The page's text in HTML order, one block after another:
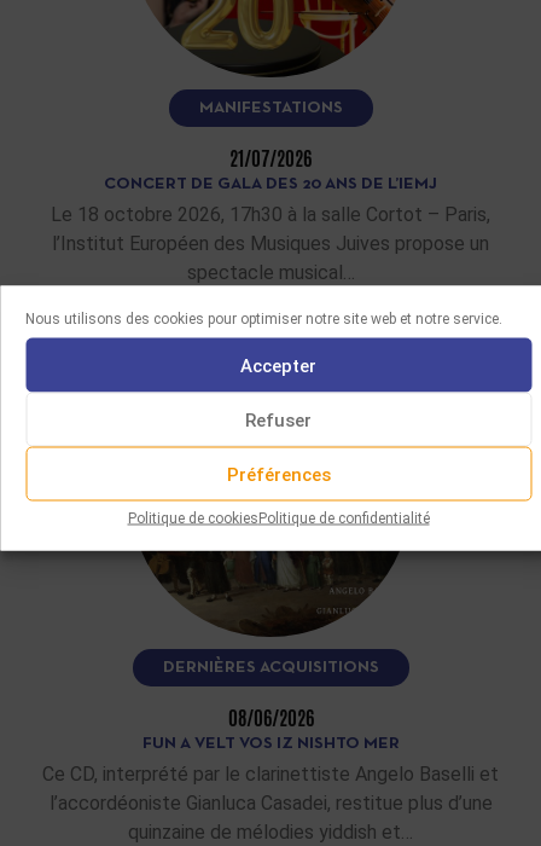
Nous utilisons des cookies pour optimiser notre site web et notre service.
Accepter
Refuser
Préférences
Politique de cookiesPolitique de confidentialité
MANIFESTATIONS
21/07/2026
CONCERT DE GALA DES 20 ANS DE L’IEMJ
Le 18 octobre 2026, 17h30 à la salle Cortot – Paris,
l’Institut Européen des Musiques Juives propose un
spectacle musical…
LIRE LA SUITE
DERNIÈRES ACQUISITIONS
08/06/2026
FUN A VELT VOS IZ NISHTO MER
Ce CD, interprété par le clarinettiste Angelo Baselli et
l’accordéoniste Gianluca Casadei, restitue plus d’une
quinzaine de mélodies yiddish et…